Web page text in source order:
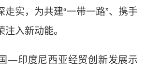
走实，为共建“一带一路”、携手
入新动能。
印度尼西亚经贸创新发展示